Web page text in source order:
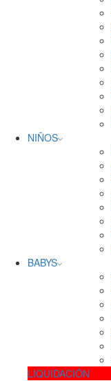
NIÑOS
BABYS
LIQUIDACIÓN